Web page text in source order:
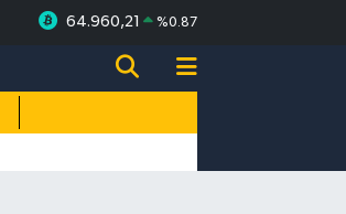
64.960,21 %0.87